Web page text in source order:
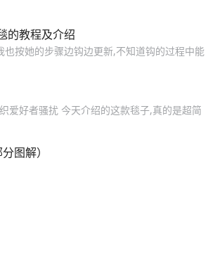
的教程及介绍
按她的步骤边钩边更新,不知道钩的过程中能
好者骚扰 今天介绍的这款毯子,真的是超简
图解）